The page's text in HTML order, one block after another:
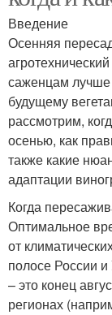
Введение
Осенняя
саженцам лучше
будущему
рассмотрим,
осенью, как
также какие
адаптации
Когда
Оптимальное
от
полосе России
– это конец
регионах